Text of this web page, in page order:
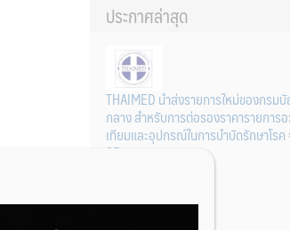
ประกาศล่าสุด
THAIMED นำส่งรายการใหม่ของกรม
กลาง สำหรับการต่อรองราคารายการ
เทียมและอุปกรณ์ในการบำบัดรักษาโรค
25 รายการ